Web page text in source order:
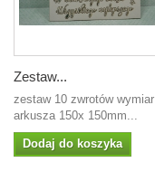
Zestaw...
zestaw 10 zwrotów wymiar
arkusza 150x 150mm...
Dodaj do koszyka